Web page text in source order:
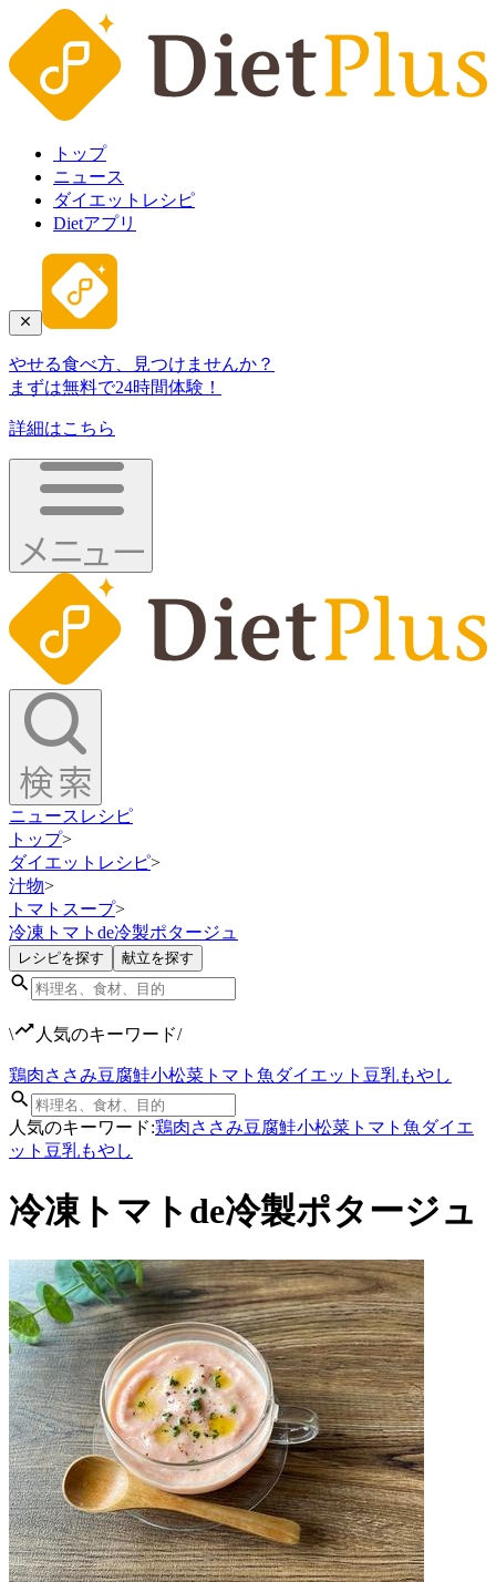
トップ
ニュース
ダイエットレシピ
Dietアプリ
やせる食べ方、見つけませんか？
まずは無料で24時間体験！
詳細はこちら
ニュース レシピ
トップ>
ダイエットレシピ>
汁物>
トマトスープ>
冷凍トマトde冷製ポタージュ
レシピを探す 献立を探す
\ 人気のキーワード/
鶏肉ささみ豆腐鮭小松菜 トマト 魚ダイエット 豆乳もやし
人気のキーワード:鶏肉ささみ豆腐鮭小松菜 トマト 魚ダイエ
ット 豆乳もやし
冷凍トマトde冷製ポタージュ